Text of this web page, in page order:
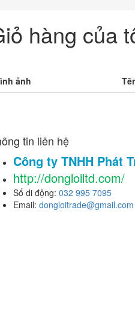
hàng của
ảnh
tin liên hệ
Công ty TNHH Phát
http://dongloiltd.com/
Số di động: 032 995 7095
Email: dongloitrade@gmail.com